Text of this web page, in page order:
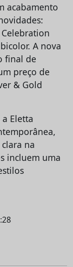
acabamento
A nova
final de
preço de
& Gold
Eletta
na
incluem uma